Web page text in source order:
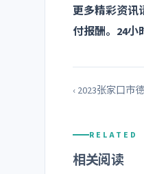
更多精彩资讯
付报酬。24小
‹ 2023张家口
RELATED
相关阅读